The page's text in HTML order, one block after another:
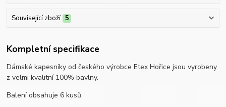
Související zboží 5
Kompletní specifikace
Dámské kapesníky od českého výrobce Etex Hořice jsou vyrobeny
z velmi kvalitní 100% bavlny.
Balení obsahuje 6 kusů.